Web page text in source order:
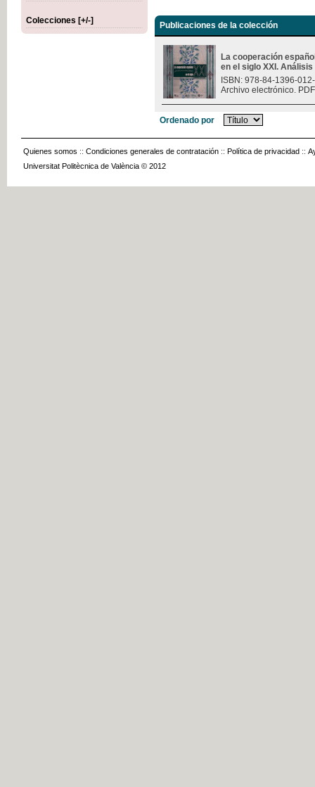
Colecciones [+/-] Publicaciones de la colección
La cooperación
en el siglo XXI.
ISBN: 978-84-1396-
Archivo electrónico.
Ordenado por
Quienes somos :: Condiciones generales de contratación :: Política de privacidad ::
Universitat Politècnica de València © 2012